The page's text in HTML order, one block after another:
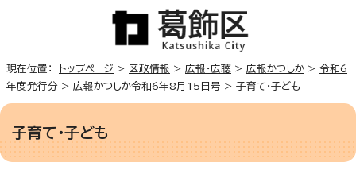
現在位置： トップページ > 区政情報 > 広報・広聴 > 広報かつしか > 令和6
年度発行分 > 広報かつしか令和6年8月15日号 > 子育て・子ども
子育て・子ども